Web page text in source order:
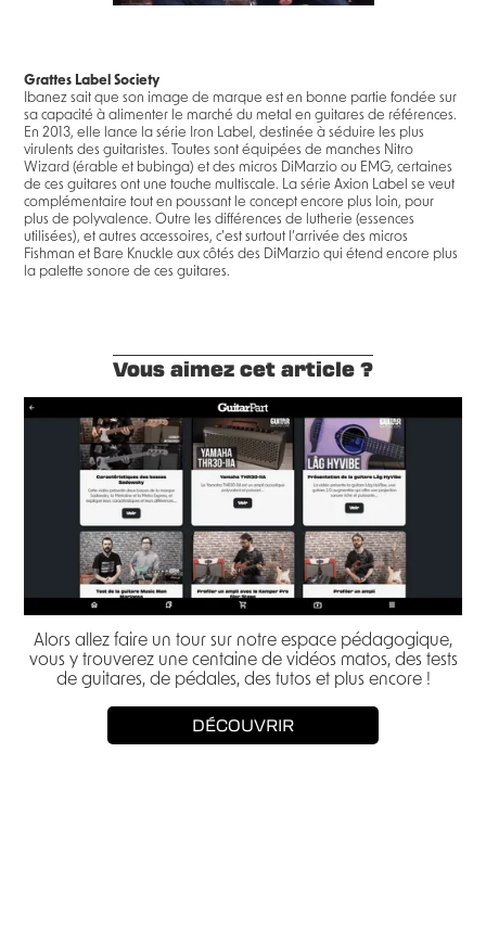
Grattes Label Society
Ibanez sait que son image de marque est en bonne partie fondée sur
sa capacité à alimenter le marché du metal en guitares de références.
En 2013, elle lance la série Iron Label, destinée à séduire les plus
virulents des guitaristes. Toutes sont équipées de manches Nitro
Wizard (érable et bubinga) et des micros DiMarzio ou EMG, certaines
de ces guitares ont une touche multiscale. La série Axion Label se veut
complémentaire tout en poussant le concept encore plus loin, pour
plus de polyvalence. Outre les différences de lutherie (essences
utilisées), et autres accessoires, c’est surtout l’arrivée des micros
Fishman et Bare Knuckle aux côtés des DiMarzio qui étend encore plus
la palette sonore de ces guitares.
Vous aimez cet article ?
Alors allez faire un tour sur notre espace pédagogique,
vous y trouverez une centaine de vidéos matos, des tests
de guitares, de pédales, des tutos et plus encore !
DÉCOUVRIR